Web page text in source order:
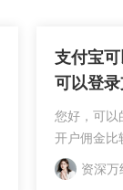
支付宝
可以登
些，谢谢
您好，可以
开户佣金比
必须收取的
由证券公司
资深万